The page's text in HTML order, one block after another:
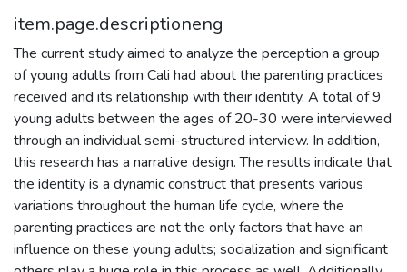
item.page.descriptioneng
The current study aimed to analyze the perception a group
of young adults from Cali had about the parenting practices
received and its relationship with their identity. A total of 9
young adults between the ages of 20-30 were interviewed
through an individual semi-structured interview. In addition,
this research has a narrative design. The results indicate that
the identity is a dynamic construct that presents various
variations throughout the human life cycle, where the
parenting practices are not the only factors that have an
influence on these young adults; socialization and significant